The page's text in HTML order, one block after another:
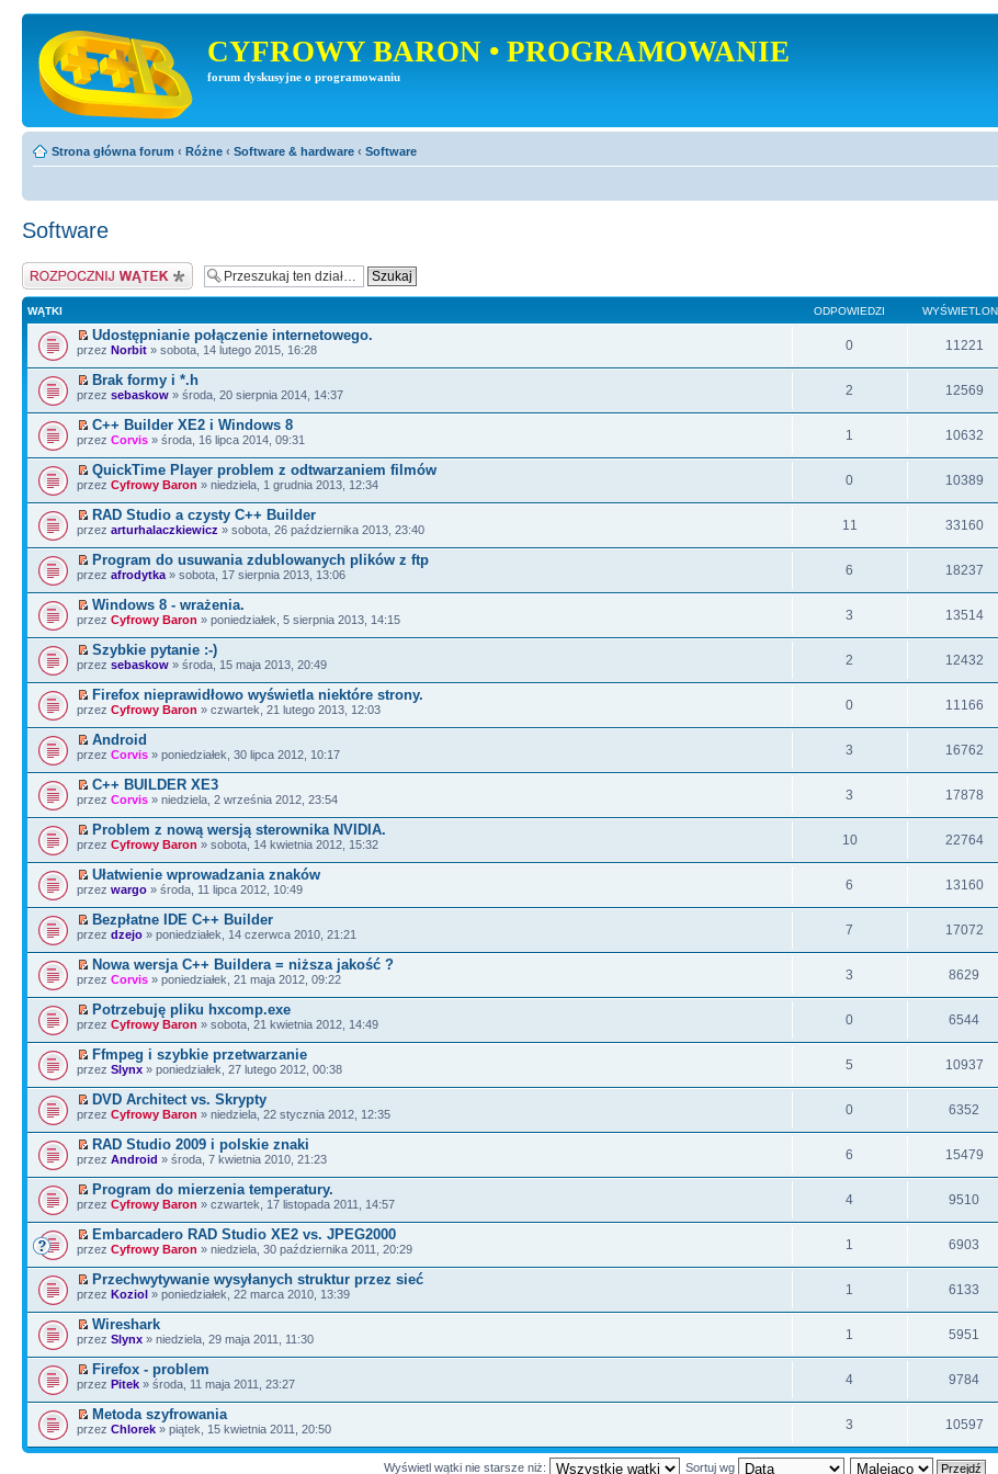
CYFROWY BARON • PROGRAMOWANIE
forum dyskusyjne o programowaniu
Strona główna forum ‹ Różne ‹ Software & hardware ‹ Software
Software
Napisz wątek
WĄTKI ODPOWIEDZI
Udostępnianie połączenie internetowego.
przez Norbit » sobota, 14 lutego 2015, 16:28 0 11221
Brak formy i *.h
przez sebaskow » środa, 20 sierpnia 2014, 14:37 2 12569
C++ Builder XE2 i Windows 8
przez Corvis » środa, 16 lipca 2014, 09:31 1 10632
QuickTime Player problem z odtwarzaniem filmów
przez Cyfrowy Baron » niedziela, 1 grudnia 2013, 12:34 0 10389
RAD Studio a czysty C++ Builder
przez arturhalaczkiewicz » sobota, 26 października 2013, 23:40 11 33160
Program do usuwania zdublowanych plików z ftp
przez afrodytka » sobota, 17 sierpnia 2013, 13:06 6 18237
Windows 8 - wrażenia.
przez Cyfrowy Baron » poniedziałek, 5 sierpnia 2013, 14:15 3 13514
Szybkie pytanie :-)
przez sebaskow » środa, 15 maja 2013, 20:49 2 12432
Firefox nieprawidłowo wyświetla niektóre strony.
przez Cyfrowy Baron » czwartek, 21 lutego 2013, 12:03 0 11166
Android
przez Corvis » poniedziałek, 30 lipca 2012, 10:17 3 16762
C++ BUILDER XE3
przez Corvis » niedziela, 2 września 2012, 23:54 3 17878
Problem z nową wersją sterownika NVIDIA.
przez Cyfrowy Baron » sobota, 14 kwietnia 2012, 15:32 10 22764
Ułatwienie wprowadzania znaków
przez wargo » środa, 11 lipca 2012, 10:49 6 13160
Bezpłatne IDE C++ Builder
przez dzejo » poniedziałek, 14 czerwca 2010, 21:21 7 17072
Nowa wersja C++ Buildera = niższa jakość ?
przez Corvis » poniedziałek, 21 maja 2012, 09:22 3 8629
Potrzebuję pliku hxcomp.exe
przez Cyfrowy Baron » sobota, 21 kwietnia 2012, 14:49 0 6544
Ffmpeg i szybkie przetwarzanie
przez Slynx » poniedziałek, 27 lutego 2012, 00:38 5 10937
DVD Architect vs. Skrypty
przez Cyfrowy Baron » niedziela, 22 stycznia 2012, 12:35 0 6352
RAD Studio 2009 i polskie znaki
przez Android » środa, 7 kwietnia 2010, 21:23 6 15479
Program do mierzenia temperatury.
przez Cyfrowy Baron » czwartek, 17 listopada 2011, 14:57 4 9510
Embarcadero RAD Studio XE2 vs. JPEG2000
przez Cyfrowy Baron » niedziela, 30 października 2011, 20:29 1 6903
Przechwytywanie wysyłanych struktur przez sieć
przez Koziol » poniedziałek, 22 marca 2010, 13:39 1 6133
Wireshark
przez Slynx » niedziela, 29 maja 2011, 11:30 1 5951
Firefox - problem
przez Pitek » środa, 11 maja 2011, 23:27 4 9784
Metoda szyfrowania
przez Chlorek » piątek, 15 kwietnia 2011, 20:50 3 10597
Wyświetl wątki nie starsze niż: Sortuj wg